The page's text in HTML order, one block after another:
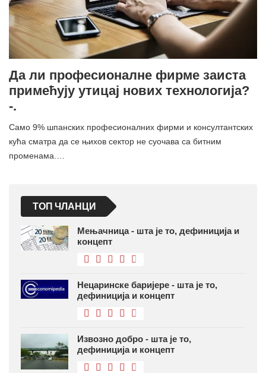
Да ли професионалне фирме заиста
примећују утицај нових технологија?
-.
Само 9% шпанских професионалних фирми и консултантских
кућа сматра да се њихов сектор не суочава са битним
променама.…
ТОП ЧЛАНЦИ
Мењачница - шта је то, дефиниција и
концепт
Нецаринске баријере - шта је то,
дефиниција и концепт
Извозно добро - шта је то,
дефиниција и концепт